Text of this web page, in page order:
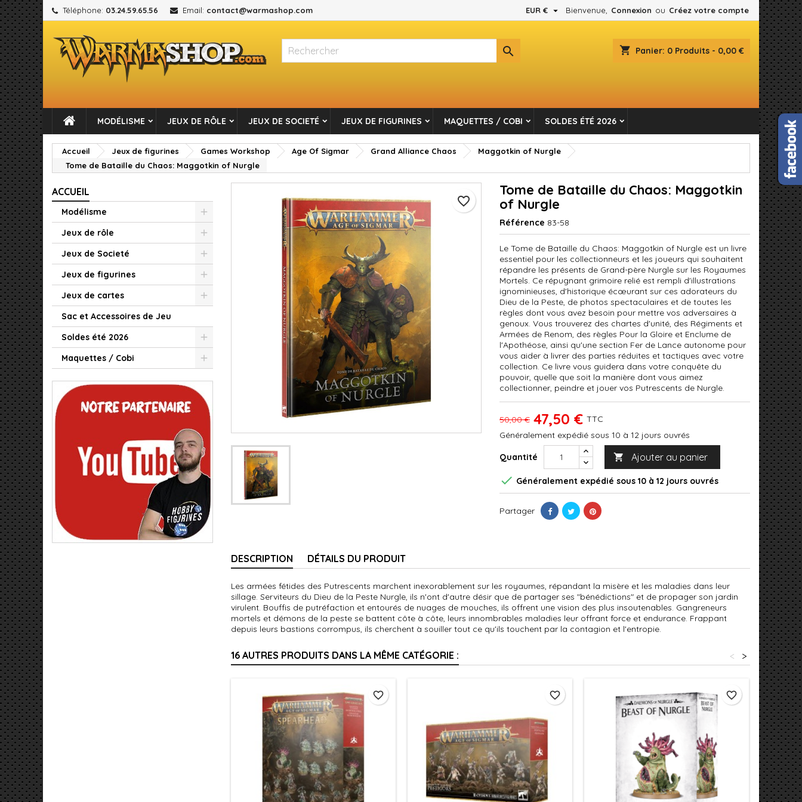
Téléphone: 03.24.59.65.56 Email: contact@warmashop.com Bienvenue, Connexion ou Créez votre compte
EUR € 
shopping_cart Panier: 0 Produits - 0,00 €

MODÉLISME JEUX DE RÔLE JEUX DE SOCIETÉ JEUX DE FIGURINES MAQUETTES / COBI SOLDES ÉTÉ 2026
Accueil Jeux de figurines Games Workshop Age Of Sigmar Grand Alliance Chaos
Maggotkin of Nurgle
Tome de Bataille du Chaos: Maggotkin of Nurgle
ACCUEIL
Modélisme
Jeux de rôle
Jeux de Societé
Jeux de figurines
Jeux de cartes
Sac et Accessoires de Jeu
Soldes été 2026
Maquettes / Cobi
Tome de Bataille du Chaos: Maggotkin
of Nurgle
Référence 83-58
Le Tome de Bataille du Chaos: Maggotkin of Nurgle est un livre
essentiel pour les collectionneurs et les joueurs qui souhaitent
répandre les présents de Grand-père Nurgle sur les Royaumes
Mortels. Ce répugnant grimoire relié est rempli d'illustrations
ignominieuses, d'historique écœurant sur ces adorateurs du
Dieu de la Peste, de photos spectaculaires et de toutes les
règles dont vous avez besoin pour mettre vos adversaires à
genoux. Vous trouverez des chartes d'unité, des Régiments et
Armées de Renom, des règles Pour la Gloire et Enclume de
l'Apothéose, ainsi qu'une section Fer de Lance autonome pour
vous aider à livrer des parties réduites et tactiques avec votre
collection. Ce livre vous guidera dans votre conquête du
pouvoir, quelle que soit la manière dont vous aimez
collectionner, peindre et jouer vos Putrescents de Nurgle.
50,00 € 47,50 € TTC
Généralement expédié sous 10 à 12 jours ouvrés
Quantité  Ajouter au panier
favorite_border
 Généralement expédié sous 10 à 12 jours ouvrés
Partager
DESCRIPTION DÉTAILS DU PRODUIT
Les armées fétides des Putrescents marchent inexorablement sur les royaumes, répandant la misère et les maladies dans leur
sillage. Serviteurs du Dieu de la Peste Nurgle, ils n'ont d'autre désir que de partager ses "bénédictions" et de propager son jardin
virulent. Bouffis de putréfaction et entourés de nuages de mouches, ils offrent une vision des plus insoutenables. Gangreneurs
mortels et démons de la peste se battent côte à côte, leurs innombrables maladies leur offrant force et endurance. Frappant
depuis leurs bastions corrompus, ils cherchent à souiller tout ce qu'ils touchent par la contagion et l'entropie.
16 AUTRES PRODUITS DANS LA MÊME CATÉGORIE : >
<
favorite_border favorite_border favorite_border
Mes listes d'envies
add_circle_outline Créer une nouvelle liste
Créer une liste d'envies
Connexion
Vous devez être connecté pour ajouter des produits à votre liste d'envies.